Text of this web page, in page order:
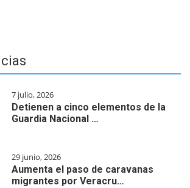
7 julio, 2026
Detienen a cinco elementos de la
Guardia Nacional …
29 junio, 2026
Aumenta el paso de caravanas
migrantes por Veracru…